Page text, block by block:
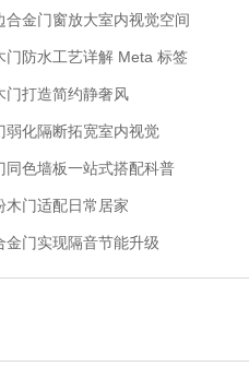
金门窗放大室内视觉空间
门防水工艺详解 Meta 标签
门打造简约静奢风
弱化隔断拓宽室内视觉
同色墙板一站式搭配科普
木门适配日常居家
门实现隔音节能升级